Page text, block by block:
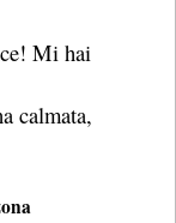
Mi hai
calmata,